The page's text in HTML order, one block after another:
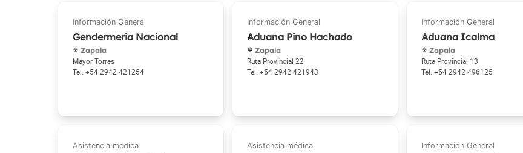
Gendermeria Nacional
Zapala
Mayor Torres
+54 2942 421254
Aduana Pino Hachado
Zapala
Ruta Provincial 22
+54 2942 421943
Aduana Icalma
Zapala
Ruta Provincial 13
+54 2942 496125